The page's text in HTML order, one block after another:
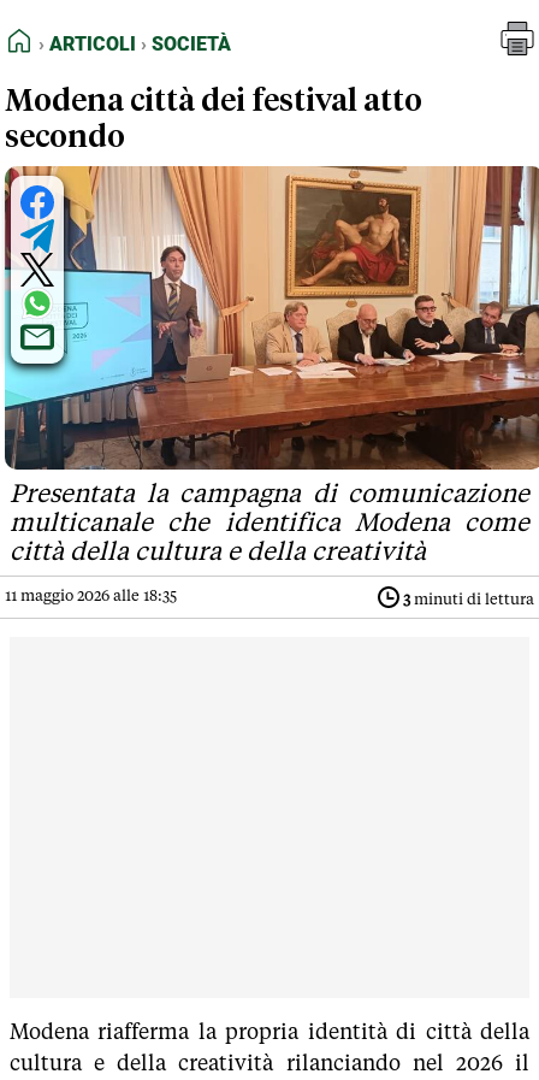
FEED RSS
NORMATIVE DEONTOLOGICHE
TERMINI e CONDIZIONI
HOME
ARTICOLI SOCIETÀ
Modena città dei festival atto
secondo
Presentata la campagna di comunicazione
multicanale che identifica Modena come
città della cultura e della creatività
11 maggio 2026 alle 18:35 3minuti di lettura
Modena riafferma la propria identità di città della
cultura e della creatività rilanciando nel 2026 il